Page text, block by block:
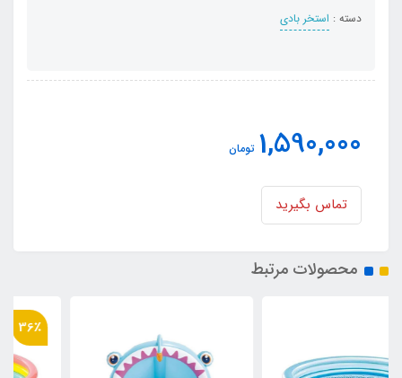
دسته : استخر بادی
1,590,000 تومان
تماس بگیرید
محصولات مرتبط